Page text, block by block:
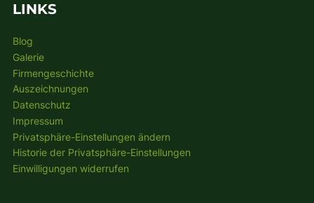
LINKS
Blog
Galerie
Firmengeschichte
Auszeichnungen
Datenschutz
Impressum
Privatsphäre-Einstellungen ändern
Historie der Privatsphäre-Einstellungen
Einwilligungen widerrufen